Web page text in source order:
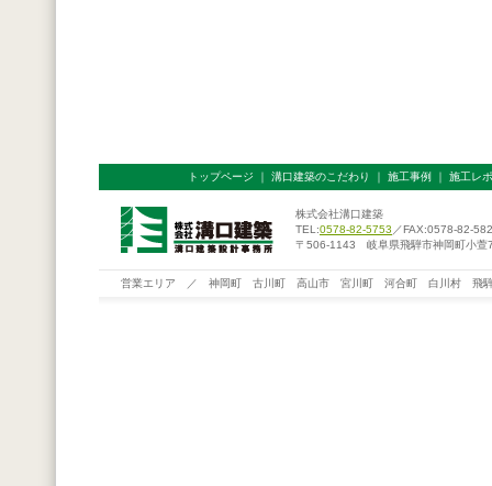
トップページ ｜ 溝口建築のこだわり ｜ 施工事例 ｜ 施工レ
株式会社溝口建築
TEL:0578-82-5753 ／FAX:0578-82-
〒506-1143 岐阜県飛騨市神岡町小萱
営業エリア ／ 神岡町 古川町 高山市 宮川町 河合町 白川村 飛